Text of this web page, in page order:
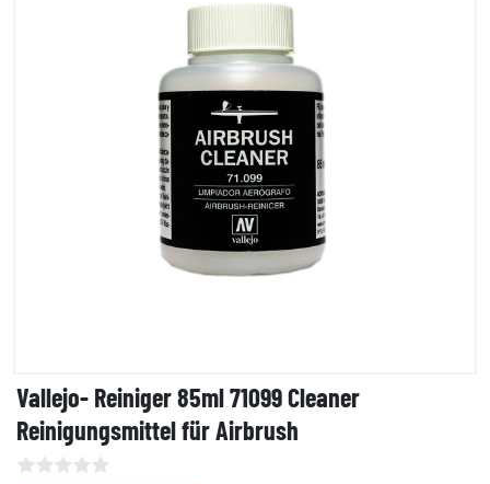
Vallejo- Reiniger 85ml 71099 Cleaner
Reinigungsmittel für Airbrush